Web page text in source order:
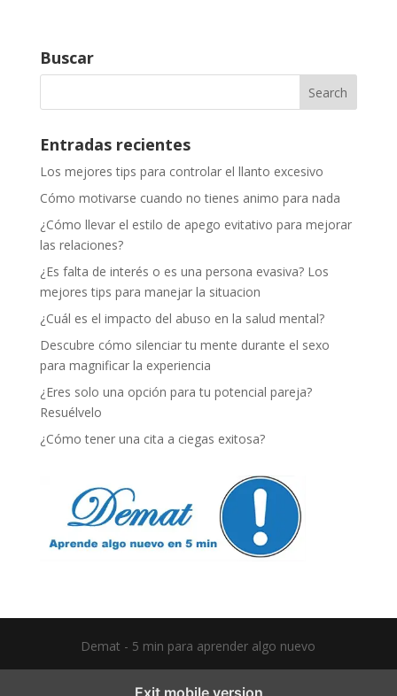
Buscar
Entradas recientes
Los mejores tips para controlar el llanto excesivo
Cómo motivarse cuando no tienes animo para nada
¿Cómo llevar el estilo de apego evitativo para mejorar
las relaciones?
¿Es falta de interés o es una persona evasiva? Los
mejores tips para manejar la situacion
¿Cuál es el impacto del abuso en la salud mental?
Descubre cómo silenciar tu mente durante el sexo
para magnificar la experiencia
¿Eres solo una opción para tu potencial pareja?
Resuélvelo
¿Cómo tener una cita a ciegas exitosa?
Demat - 5 min para aprender algo nuevo